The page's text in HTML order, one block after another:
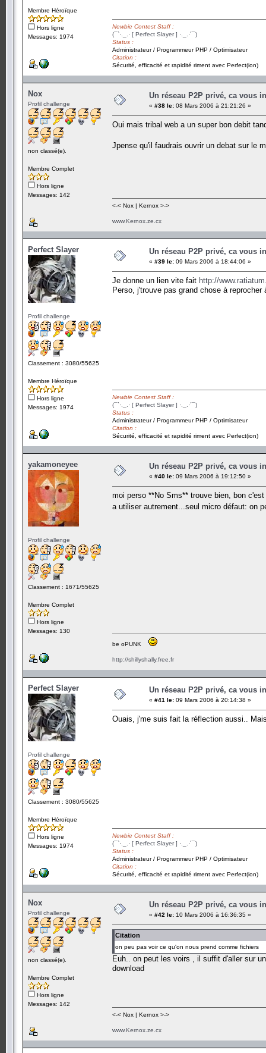
Membre Héroïque
Hors ligne
Messages: 1974
Newbie Contest Staff :
(¯`·._.· [ Perfect Slayer ] ·._.·´¯)
Status :
Administrateur / Programmeur PHP / Optimisateur
Citation :
Sécurité, efficacité et rapidité riment avec Perfect(ion)
Nox
Profil challenge
non classé(e).
Membre Complet
Hors ligne
Messages: 142
Un réseau P2P privé, ca vous
« #38 le: 08 Mars 2006 à 21:21:26 »
Oui mais tribal web a un super bon debit
Jpense qu'il faudrais ouvrir un debat sur le
<-< Nox | Kernox >->
www.Kernox.ze.cx
Perfect Slayer
Profil challenge
Classement : 3080/55625
Membre Héroïque
Hors ligne
Messages: 1974
Un réseau P2P privé, ca vous
« #39 le: 09 Mars 2006 à 18:44:06 »
Je donne un lien vite fait http://
Perso, j'trouve pas grand chose à
Newbie Contest Staff :
(¯`·._.· [ Perfect Slayer ] ·._.·´¯)
Status :
Administrateur / Programmeur PHP / Optimisateur
Citation :
Sécurité, efficacité et rapidité riment avec Perfect(ion)
yakamoneyee
Profil challenge
Classement : 1671/55625
Membre Complet
Hors ligne
Messages: 130
Un réseau P2P privé, ca vous
« #40 le: 09 Mars 2006 à 19:12:50 »
moi perso **No Sms** trouve bien, bon
a utiliser autrement...seul micro défaut: on
be oPUNK
http://shillyshally.free.fr
Perfect Slayer
Profil challenge
Classement : 3080/55625
Membre Héroïque
Hors ligne
Messages: 1974
Un réseau P2P privé, ca vous
« #41 le: 09 Mars 2006 à 20:14:38 »
Ouais, j'me suis fait la réflection aussi..
Newbie Contest Staff :
(¯`·._.· [ Perfect Slayer ] ·._.·´¯)
Status :
Administrateur / Programmeur PHP / Optimisateur
Citation :
Sécurité, efficacité et rapidité riment avec Perfect(ion)
Nox
Profil challenge
non classé(e).
Membre Complet
Hors ligne
Messages: 142
Un réseau P2P privé, ca vous
« #42 le: 10 Mars 2006 à 16:36:35 »
Citation
on peu pas voir ce qu'on nous prend comme fichiers
Euh.. on peut les voirs , il suffit d'aller sur
download
<-< Nox | Kernox >->
www.Kernox.ze.cx